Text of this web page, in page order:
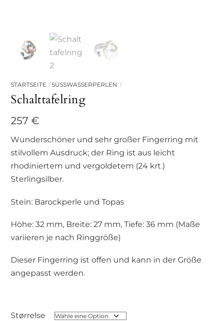
STARTSEITE SÜSSWASSERPERLEN
Schalttafelring
257€
Wunderschöner und sehr großer Fingerring mit
stilvollem Ausdruck; der Ring ist aus leicht
rhodiniertem und vergoldetem (24 krt.)
Sterlingsilber.
Stein: Barockperle und Topas
Höhe: 32 mm, Breite: 27 mm, Tiefe: 36 mm (Maße
variieren je nach Ringgröße)
Dieser Fingerring ist offen und kann in der Größe
angepasst werden.
Størrelse